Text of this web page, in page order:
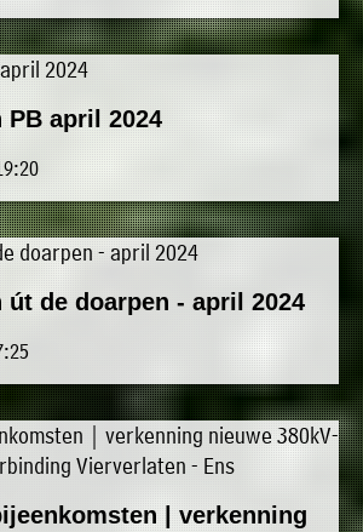
PB april 2024
út de doarpen - april 2024
| verkenning